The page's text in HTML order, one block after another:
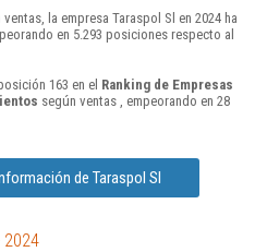
ventas, la empresa Taraspol Sl en 2024 ha
en 5.293 posiciones respecto al
163 en el Ranking de Empresas
según ventas , empeorando en 28
de Taraspol Sl